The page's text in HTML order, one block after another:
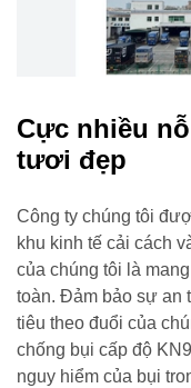
Cực nhiều
tươi đẹp
Công ty chúng tôi
khu kinh tế cải cách
của chúng tôi là
toàn. Đảm bảo sự an
tiêu theo đuổi của
chống bụi cấp độ
nguy hiểm của bụi